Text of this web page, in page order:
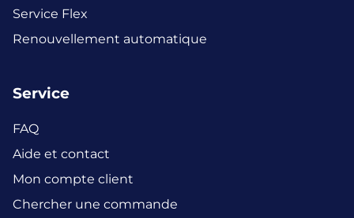
Service Flex
Renouvellement automatique
Service
FAQ
Aide et contact
Mon compte client
Chercher une commande